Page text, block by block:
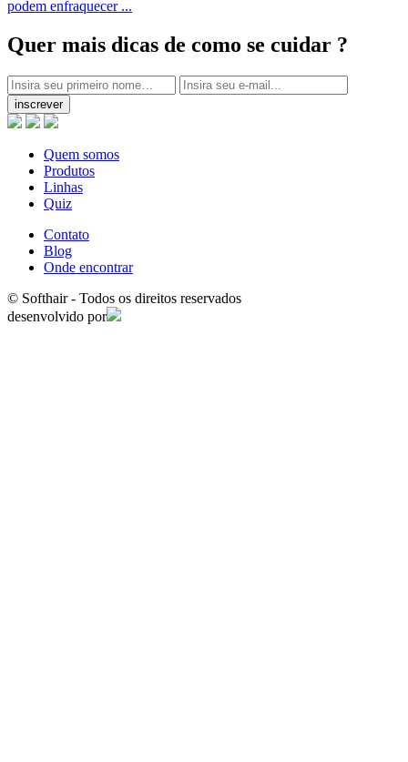
podem enfraquecer ...
Quer mais dicas de como se cuidar ?
inscrever
Quem somos
Produtos
Linhas
Quiz
Contato
Blog
Onde encontrar
© Softhair - Todos os direitos reservados
desenvolvido por